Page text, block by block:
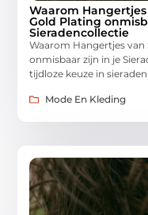
Waarom
Gold Plating
Sieradencollectie
Waarom Hangertjes van
onmisbaar zijn in je
tijdloze keuze in
Mode En Kleding